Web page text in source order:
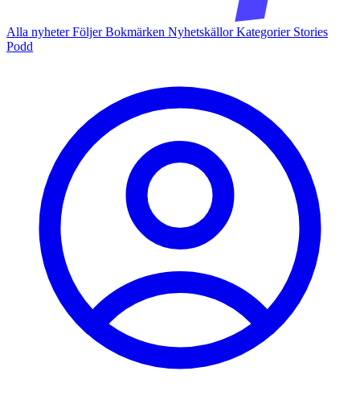
Alla nyheterFöljerBokmärken NyhetskällorKategorier Stories
Podd